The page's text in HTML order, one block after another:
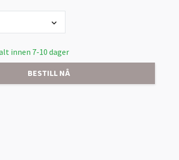
innen 7-10 dager
BESTILL NÅ